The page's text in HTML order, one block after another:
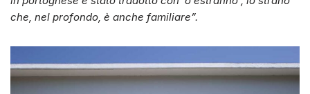
che, nel profondo, è anche familiare”.